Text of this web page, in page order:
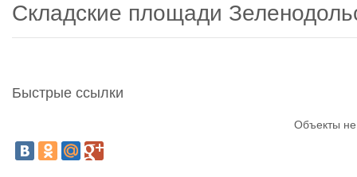
Складские площади
Быстрые ссылки
Объекты